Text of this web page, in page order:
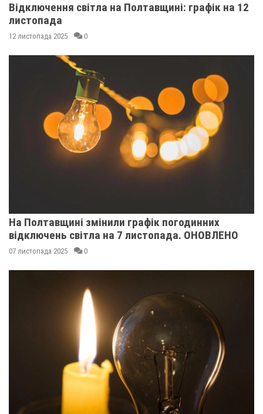
Відключення світла на Полтавщині: графік на 12
листопада
12 листопада 2025 0
На Полтавщині змінили графік погодинних
відключень світла на 7 листопада. ОНОВЛЕНО
07 листопада 2025 0